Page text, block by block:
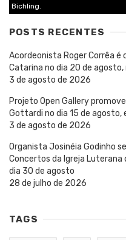
Bichling.
POSTS RECENTES
Acordeonista Roger Corrêa é
Catarina no dia 20 de
3 de agosto de 2026
Projeto Open Gallery
Gottardi no dia 15 de agosto,
3 de agosto de 2026
Organista Josinéia Godinho
Concertos da Igreja Luterana
dia 30 de agosto
28 de julho de 2026
TAGS